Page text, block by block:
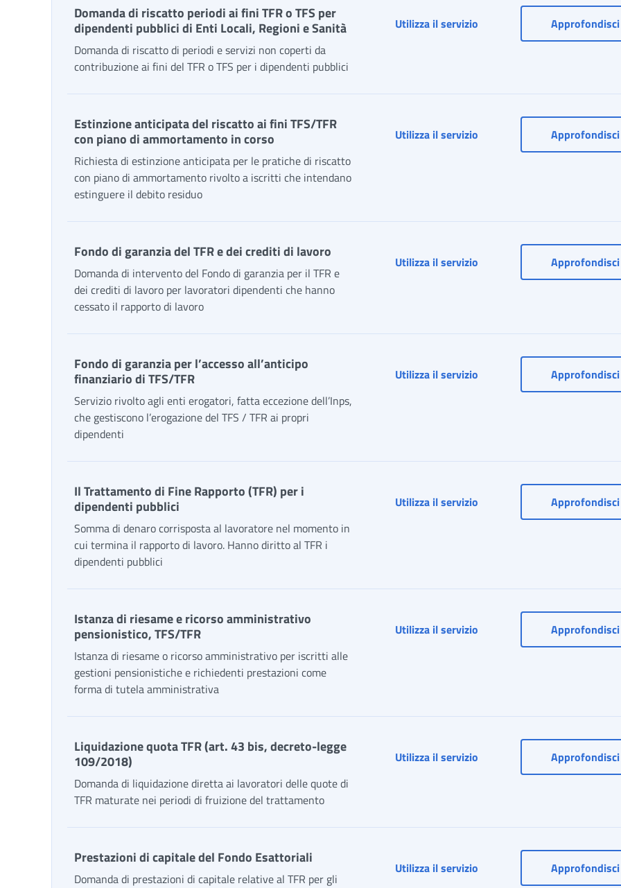
Domanda di riscatto periodi ai fini TFR o TFS per
dipendenti pubblici di Enti Locali, Regioni e Sanità
Domanda di riscatto di periodi e servizi non coperti da
contribuzione ai fini del TFR o TFS per i dipendenti pubblici
Utilizza il servizioDomanda di riscatto periodi
Approfondisci
Estinzione anticipata del riscatto ai fini TFS/TFR
con piano di ammortamento in corso
Richiesta di estinzione anticipata per le pratiche di riscatto
con piano di ammortamento rivolto a iscritti che intendano
estinguere il debito residuo
Utilizza il servizioEstinzione anticipata del
Approfondisci
Fondo di garanzia del TFR e dei crediti di lavoro
Domanda di intervento del Fondo di garanzia per il TFR e
dei crediti di lavoro per lavoratori dipendenti che hanno
cessato il rapporto di lavoro
Utilizza il servizioFondo di garanzia del TFR e
Approfondisci
Fondo di garanzia per l’accesso all’anticipo
finanziario di TFS/TFR
Servizio rivolto agli enti erogatori, fatta eccezione dell’Inps,
che gestiscono l’erogazione del TFS / TFR ai propri
dipendenti
Utilizza il servizioFondo di garanzia perApprofondisci
Il Trattamento di Fine Rapporto (TFR) per i
dipendenti pubblici
Somma di denaro corrisposta al lavoratore nel momento in
cui termina il rapporto di lavoro. Hanno diritto al TFR i
dipendenti pubblici
Utilizza il servizioIl Trattamento di FineApprofondisci
Istanza di riesame e ricorso amministrativo
pensionistico, TFS/TFR
Istanza di riesame o ricorso amministrativo per iscritti alle
gestioni pensionistiche e richiedenti prestazioni come
forma di tutela amministrativa
Utilizza il servizio Approfondisci
Liquidazione quota TFR (art. 43 bis, decreto-legge
109/2018)
Domanda di liquidazione diretta ai lavoratori delle quote di
TFR maturate nei periodi di fruizione del trattamento
Utilizza il servizio Approfondisci
Prestazioni di capitale del Fondo Esattoriali
Domanda di prestazioni di capitale relative al TFR per gli
Utilizza il servizio Approfondisci